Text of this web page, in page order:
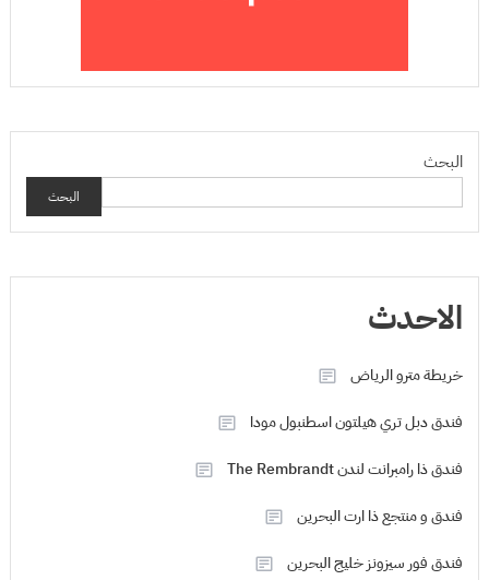
البحث
البحث
الاحدث
خريطة مترو الرياض
فندق دبل تري هيلتون اسطنبول مودا
فندق ذا رامبرانت لندن The Rembrandt
فندق و منتجع ذا ارت البحرين
فندق فور سيزونز خليج البحرين